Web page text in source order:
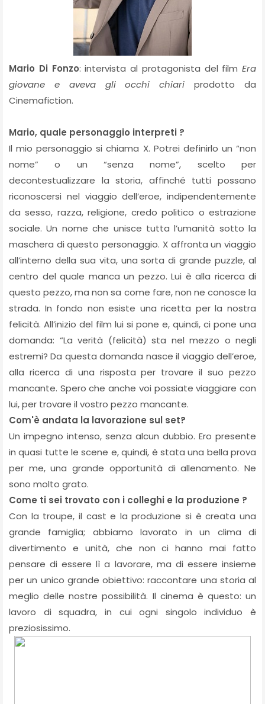
Mario Di Fonzo: intervista al protagonista del film Era
giovane e aveva gli occhi chiari prodotto da
Cinemafiction.
Mario, quale personaggio interpreti ?
Il mio personaggio si chiama X. Potrei definirlo un “non
nome” o un “senza nome”, scelto per
decontestualizzare la storia, affinché tutti possano
riconoscersi nel viaggio dell’eroe, indipendentemente
da sesso, razza, religione, credo politico o estrazione
sociale. Un nome che unisce tutta l’umanità sotto la
maschera di questo personaggio. X affronta un viaggio
all’interno della sua vita, una sorta di grande puzzle, al
centro del quale manca un pezzo. Lui è alla ricerca di
questo pezzo, ma non sa come fare, non ne conosce la
strada. In fondo non esiste una ricetta per la nostra
felicità. All’inizio del film lui si pone e, quindi, ci pone una
domanda: “La verità (felicità) sta nel mezzo o negli
estremi? Da questa domanda nasce il viaggio dell’eroe,
alla ricerca di una risposta per trovare il suo pezzo
mancante. Spero che anche voi possiate viaggiare con
lui, per trovare il vostro pezzo mancante.
Com'è andata la lavorazione sul set?
Un impegno intenso, senza alcun dubbio. Ero presente
in quasi tutte le scene e, quindi, è stata una bella prova
per me, una grande opportunità di allenamento. Ne
sono molto grato.
Come ti sei trovato con i colleghi e la produzione ?
Con la troupe, il cast e la produzione si è creata una
grande famiglia; abbiamo lavorato in un clima di
divertimento e unità, che non ci hanno mai fatto
pensare di essere lì a lavorare, ma di essere insieme
per un unico grande obiettivo: raccontare una storia al
meglio delle nostre possibilità. Il cinema è questo: un
lavoro di squadra, in cui ogni singolo individuo è
preziosissimo.